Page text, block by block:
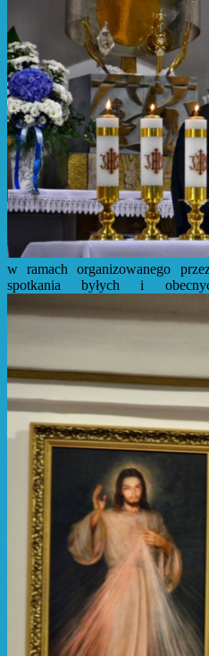
w ramach organizowanego
spotkania byłych i